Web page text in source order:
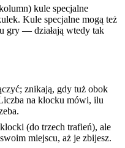
kule specjalne
Kule specjalne mogą też
gry — działają wtedy tak
znikają, gdy tuż obok
na klocku mówi, ilu
(do trzech trafień), ale
miejscu, aż je zbijesz.